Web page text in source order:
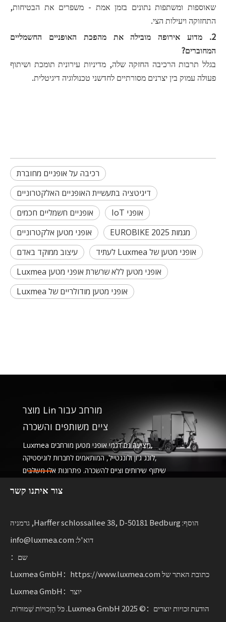
שאוספות ומשתפות נתונים בזמן אמת - משפרים את הבטיחות,
התחזוקה ויעילות הצי.
2. מדוע אירופה מובילה את מהפכת האופניים החשמליים
המחוברים?
בגלל תרבות הרכיבה החזקה שלה, מדיניות עירונית תומכת ושיתוף
פעולה עמוק בין יצרנים מסורתיים לחדשני טכנולוגיה דיגיטלית.
רכיבה על אופניים מחוברת
דיגיטציה בתעשיית האופניים האלקטרוניים
אופניים חשמליים חכמים
אופני IoT
אופני מטען אלקטרוניים
מגמות EUROBIKE 2025
עיצוב ממוקד באדם
אופני מטען של Luxmea לעתיד
אופני מטען ללא שרשרת אופני מטען Luxmea
אופני מטען מודולריים של Luxmea
ציים משותפים והשכרה
Luxmea מציעה גם דגמי אופני מטען מורחבים,
לונג ג'ון ולונגטייל, המותאמים לחברות לוגיסטיקה,
שיתוף שירותים וציים להשכרה. פתרונות אלו משלבים
צור איתנו קשר
הוסף: Harffer schlossallee 38, D-50181 Bedburg, גרמניה
דוא'ל: info@luxmea.com
שם：
כתובת האתר של Luxmea GmbH：https://www.luxmea.com
יוצר：Luxmea GmbH
הודעת זכויות יוצרים：© 2025 Luxmea GmbH. כֹּל הַזְכוּיוֹת שְׁמוּרוֹת.